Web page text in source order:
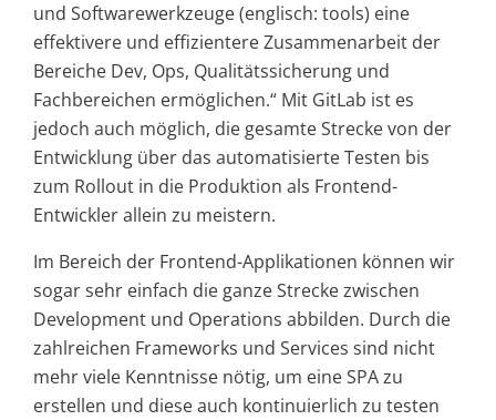
und Softwarewerkzeuge (englisch: tools) eine
effektivere und effizientere Zusammenarbeit der
Bereiche Dev, Ops, Qualitätssicherung und
Fachbereichen ermöglichen.“ Mit GitLab ist es
jedoch auch möglich, die gesamte Strecke von der
Entwicklung über das automatisierte Testen bis
zum Rollout in die Produktion als Frontend-
Entwickler allein zu meistern.
Im Bereich der Frontend-Applikationen können wir
sogar sehr einfach die ganze Strecke zwischen
Development und Operations abbilden. Durch die
zahlreichen Frameworks und Services sind nicht
mehr viele Kenntnisse nötig, um eine SPA zu
erstellen und diese auch kontinuierlich zu testen